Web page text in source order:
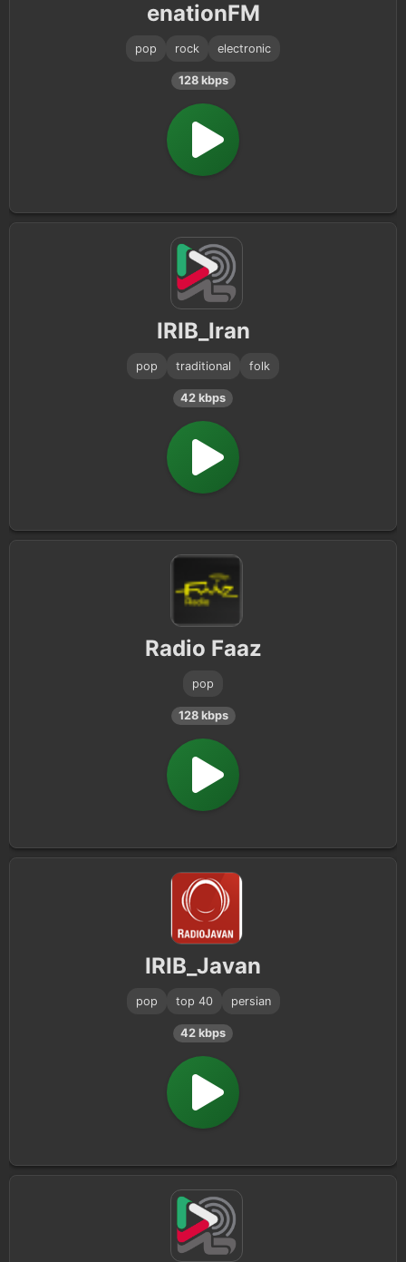
enationFM
pop rock electronic
128 kbps
IRIB_Iran
pop traditional folk
42 kbps
Radio Faaz
pop
128 kbps
IRIB_Javan
pop top 40 persian
42 kbps